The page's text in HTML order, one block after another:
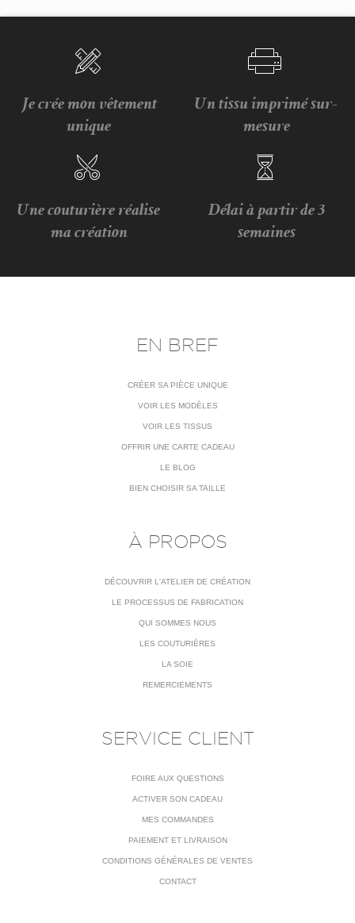
Je crée mon vêtement
unique
Un tissu imprimé sur-
mesure
Une couturière réalise
ma création
Délai à partir de 3
semaines
EN BREF
CRÉER SA PIÈCE UNIQUE
VOIR LES MODÈLES
VOIR LES TISSUS
OFFRIR UNE CARTE CADEAU
LE BLOG
BIEN CHOISIR SA TAILLE
À PROPOS
DÉCOUVRIR L'ATELIER DE CRÉATION
LE PROCESSUS DE FABRICATION
QUI SOMMES NOUS
LES COUTURIÈRES
LA SOIE
REMERCIEMENTS
SERVICE CLIENT
FOIRE AUX QUESTIONS
ACTIVER SON CADEAU
MES COMMANDES
PAIEMENT ET LIVRAISON
CONDITIONS GÉNÉRALES DE VENTES
CONTACT